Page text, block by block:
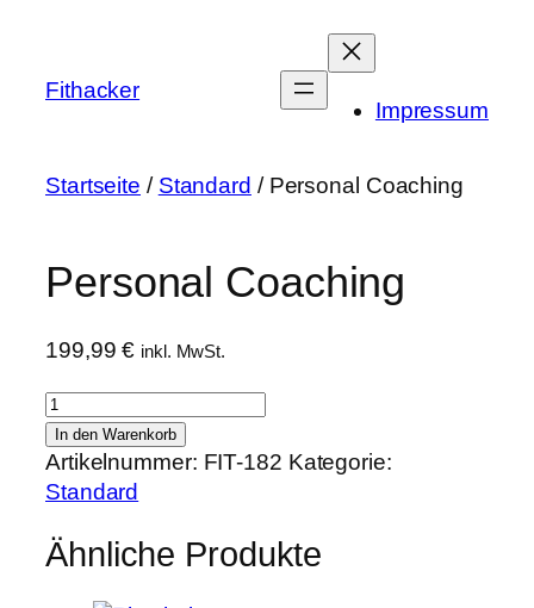
springen
Fithacker
Impressum
Startseite / Standard / Personal Coaching
Personal Coaching
199,99€ inkl. MwSt.
Personal
Coaching
Menge
In den Warenkorb
Artikelnummer: FIT-182 Kategorie:
Standard
Ähnliche Produkte